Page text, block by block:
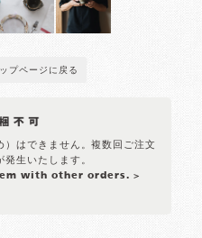
ップページに戻る
はできません。複数回ご注文
生いたします。
with other orders. >